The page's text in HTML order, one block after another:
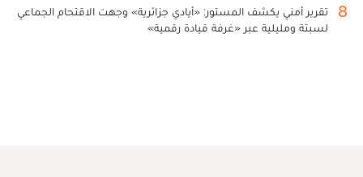
8
تقرير أمني يكشف المستور: «أيادي جزائرية» وجهت الاقتحام الجماعي
لسبتة ومليلية عبر «غرفة قيادة رقمية»